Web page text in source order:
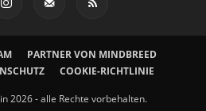
PARTNER VON MINDBREED
COOKIE-RICHTLINIE
2026 - alle Rechte vorbehalten.